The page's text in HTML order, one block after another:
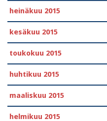
heinäkuu 2015
kesäkuu 2015
toukokuu 2015
huhtikuu 2015
maaliskuu 2015
helmikuu 2015